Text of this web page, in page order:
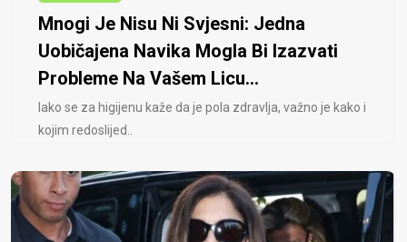
Mnogi Je Nisu Ni Svjesni: Jedna
Uobičajena Navika Mogla Bi Izazvati
Probleme Na Vašem Licu...
Iako se za higijenu kaže da je pola zdravlja, važno je kako i
kojim redoslijed..